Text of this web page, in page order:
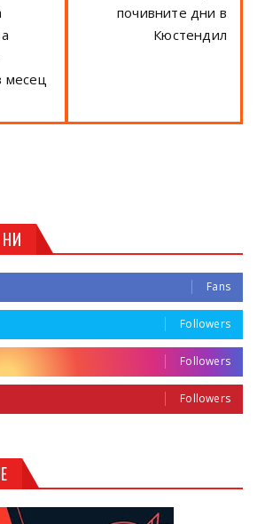
месец
почивните дни в
Кюстендил
Fans
Followers
Followers
Followers